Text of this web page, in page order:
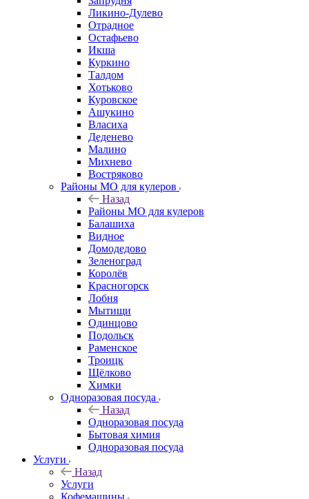
Ликино-Дулево
Отрадное
Остафьево
Икша
Куркино
Талдом
Хотьково
Куровское
Ашукино
Власиха
Деденево
Малино
Михнево
Востряково
Районы МО для кулеров
Назад
Районы МО для кулеров
Балашиха
Видное
Домодедово
Зеленоград
Королёв
Красногорск
Лобня
Мытищи
Одинцово
Подольск
Раменское
Троицк
Щёлково
Химки
Одноразовая посуда
Назад
Одноразовая посуда
Бытовая химия
Одноразовая посуда
Услуги
Назад
Услуги
Кофемашины